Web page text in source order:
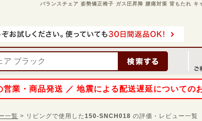
バランスチェア 姿勢矯正椅子 ガス圧昇降 腰痛対策 背もたれ
業・商品発送 ／ 地震による配送遅延についての
一覧 > リビングで使用した150-SNCH018 の評価・レビュー一覧